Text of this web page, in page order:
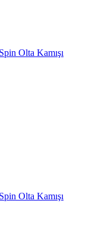
Olta Kamışı
Olta Kamışı